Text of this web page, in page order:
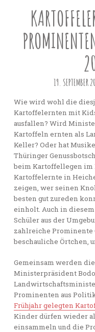
19. SEPTEMBER
Wie wird wohl die
Kartoffelernten mit
ausfallen? Wird
Kartoffeln ernten als
Keller? Oder hat
Thüringer
beim Kartoffellegen im
Kartoffelernte in
zeigen, wer seinen
besten gut zureden
einholt. Auch in
Schüler aus der
zahlreiche Prominente
beschauliche Örtchen,
Gemeinsam werden
Ministerpräsident Bodo
Prominenten aus
Frühjahr gelegten
Kinder dürfen wieder
einsammeln und die